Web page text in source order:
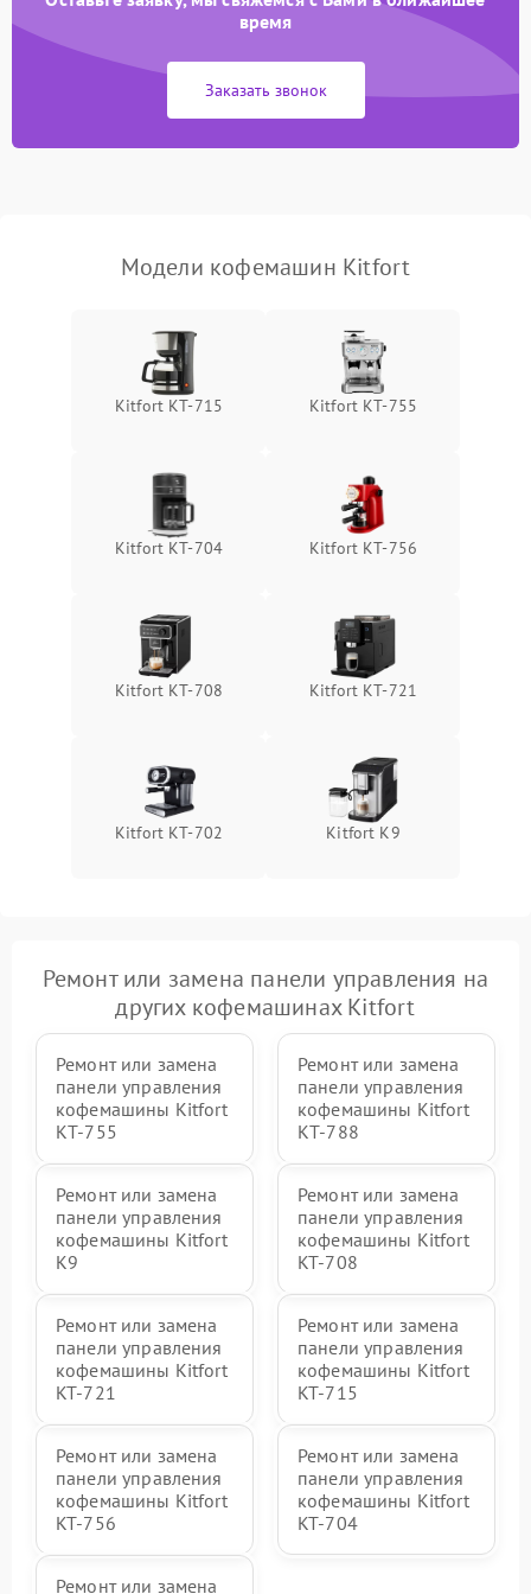
время
Заказать звонок
Модели кофемашин Kitfort
Kitfort KT-715 Kitfort КТ-755
Kitfort KT-704 Kitfort KT-756
Kitfort KT-708 Kitfort KT-721
Kitfort KT-702 Kitfort K9
Ремонт или замена панели управления на
других кофемашинах Kitfort
Ремонт или замена
панели управления
кофемашины Kitfort
КТ-755
Ремонт или замена
панели управления
кофемашины Kitfort
КТ-788
Ремонт или замена
панели управления
кофемашины Kitfort
K9
Ремонт или замена
панели управления
кофемашины Kitfort
KT-708
Ремонт или замена
панели управления
кофемашины Kitfort
KT-721
Ремонт или замена
панели управления
кофемашины Kitfort
KT-715
Ремонт или замена
панели управления
кофемашины Kitfort
KT-756
Ремонт или замена
панели управления
кофемашины Kitfort
KT-704
Ремонт или замена